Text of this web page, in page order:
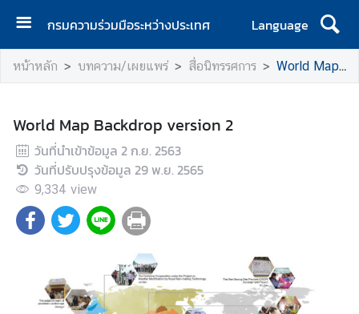
กรมความร่วมมือระหว่างประเทศ
Language
ห
น้
ร
ก
เ
กี่
ย
ก
หน้าหลัก บทความ/เผยแพร่ สื่อนิทรรศการ World Map Backdrop version 2
World Map Backdrop version 2
วันที่นำเข้าข้อมูล 2 ก.ย. 2563
วันที่ปรับปรุงข้อมูล 29 พ.ย. 2565
9,334 view